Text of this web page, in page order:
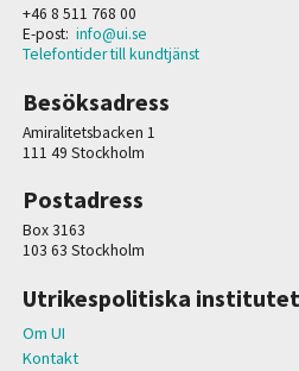
+46 8 511 768 00
E-post: info@ui.se
Telefontider till kundtjänst
Besöksadress
Amiralitetsbacken 1
111 49 Stockholm
Postadress
Box 3163
103 63 Stockholm
Utrikespolitiska institutet
Om UI
Kontakt